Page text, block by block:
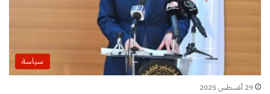
سياسة
29 أغسطس 2025